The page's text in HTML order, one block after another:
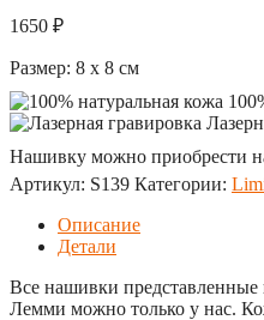
1650 ₽
Размер: 8 x 8 см
Нашивку можно приобрести
Артикул: S139 Категории:
Описание
Детали
Все нашивки представленные
Лемми можно только у нас.